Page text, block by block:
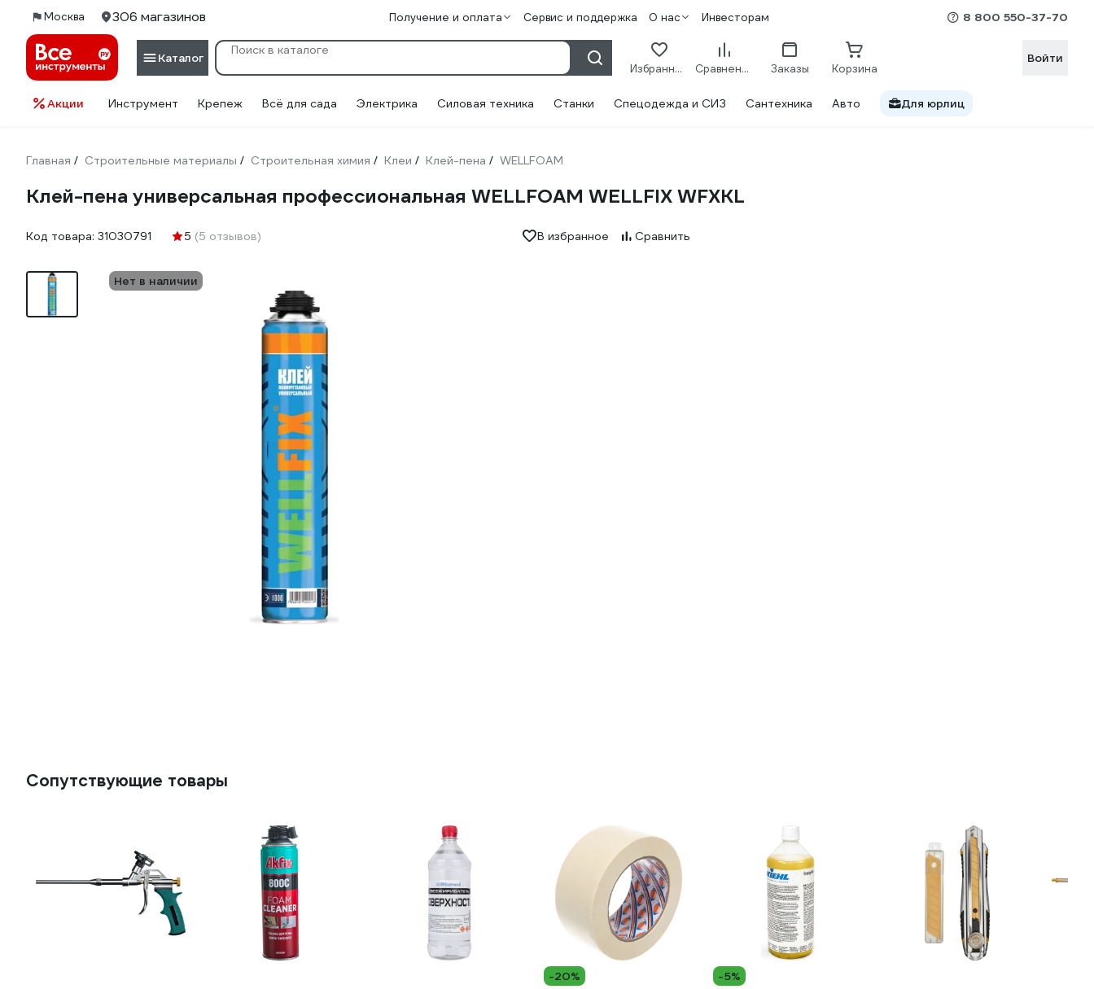
Москва 306 магазинов Получение и оплата Сервис и поддержка О нас Инвесторам 8 800 550-37-70
Каталог
Избранное Сравнение Заказы Корзина
Войти
Акции Инструмент Крепеж Всё для сада Электрика Силовая техника Станки Спецодежда и СИЗ Сантехника Авто Для юрлиц
Главная / Строительные материалы / Строительная химия / Клеи / Клей-пена / WELLFOAM
Клей-пена универсальная профессиональная WELLFOAM WELLFIX WFXKL
Код товара: 31030791 5 (5 отзывов) В избранное Сравнить
Нет в наличии
Сопутствующие товары
-20% -5%